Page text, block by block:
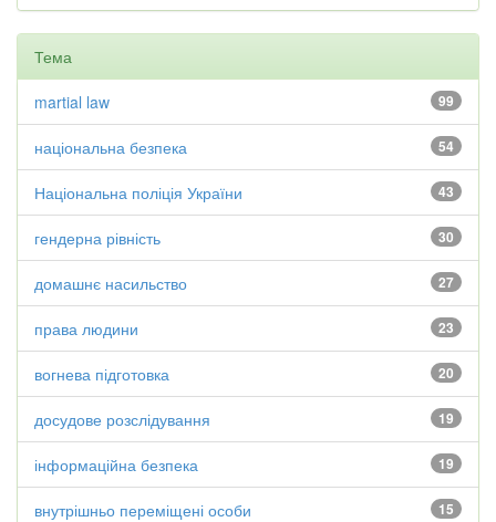
Тема
99
martial law
54
національна безпека
43
Національна поліція України
30
гендерна рівність
27
домашнє насильство
23
права людини
20
вогнева підготовка
19
досудове розслідування
19
інформаційна безпека
15
внутрішньо переміщені особи